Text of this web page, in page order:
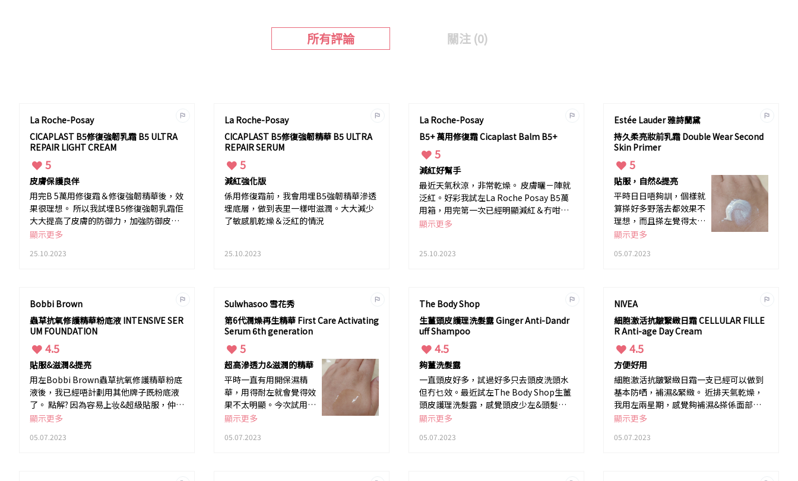
所有評論 關注 (0)
La Roche-Posay
CICAPLAST B5修復強韌乳霜 B5 ULTRA
REPAIR LIGHT CREAM
5
皮膚保護良伴
用完B 5萬用修復霜＆修復強韌精華後，效
果很理想。 所以我試埋B5修復強韌乳霜佢
大大提高了皮膚的防御力，加強防御皮膚
對外來因素的影響「例如紫外線，塵垢等
顯示更多
25.10.2023
La Roche-Posay
CICAPLAST B5修復強韌精華 B5 ULTRA
REPAIR SERUM
5
減紅強化版
係用修復霜前，我會用埋B5強韌精華滲透
埋底層，做到表里一樣咁滋潤。大大減少
了敏感肌乾燥＆泛紅的情況
25.10.2023
La Roche-Posay
B5+ 萬用修復霜 Cicaplast Balm B5+
5
減紅好幫手
最近天氣秋涼，非常乾燥。 皮膚曬－陣就
泛紅。好彩我試左La Roche Posay B5萬
用箱，用完第一次已經明顯減紅＆冇咁乾
燥繃緊。真係好好用。
顯示更多
25.10.2023
Estée Lauder 雅詩蘭黛
持久柔亮妝前乳霜 Double Wear Second
Skin Primer
5
貼服，自然&提亮
平時日日唔夠訓，個樣就
算搽好多野落去都效果不
理想，而且搽左覺得太厚
粉感覺勁唔自然。 使用
Skin Prime後感覺勁貼
推介。
顯示更多
05.07.2023
Bobbi Brown
蟲草抗氧修護精華粉底液 INTENSIVE SER
UM FOUNDATION
4.5
貼服&滋潤&提亮
用左Bobbi Brown蟲草抗氧修護精華粉底
液後，我已經唔計劃用其他牌子既粉底液
了。 點解? 因為容易上妆&超級貼服，仲要
有水潤感覺同提亮皮膚。
顯示更多
05.07.2023
Sulwhasoo 雪花秀
第6代潤燥再生精華 First Care Activating
Serum 6th generation
5
超高滲透力&滋潤的精華
平時一直有用開保濕精
華，用得耐左就會覺得效
果不太明顯。今次試用左
雪花秀第6代潤燥再生精
解? 因為搽左後會感覺到
顯示更多
05.07.2023
The Body Shop
生薑頭皮護理洗髮露 Ginger Anti-Dandr
uff Shampoo
4.5
夠薑洗髮露
一直頭皮好多，試過好多只去頭皮洗頭水
但冇乜效。最近試左The Body Shop生薑
頭皮護理洗髮露，感覺頭皮少左&頭髮堅
韌左，冇咁易折断。我冇諗過細細支就可
顯示更多
05.07.2023
NIVEA
細胞激活抗皺繄緻日霜 CELLULAR FILLE
R Anti-age Day Cream
4.5
方便好用
細胞激活抗皺繄緻日霜一支已經可以做到
基本防哂，補濕&緊緻。 近排天氣乾燥，
我用左兩星期，感覺夠補濕&搽係面部時
好容易推&吸收快。 用完d紋感覺變細左。
顯示更多
05.07.2023